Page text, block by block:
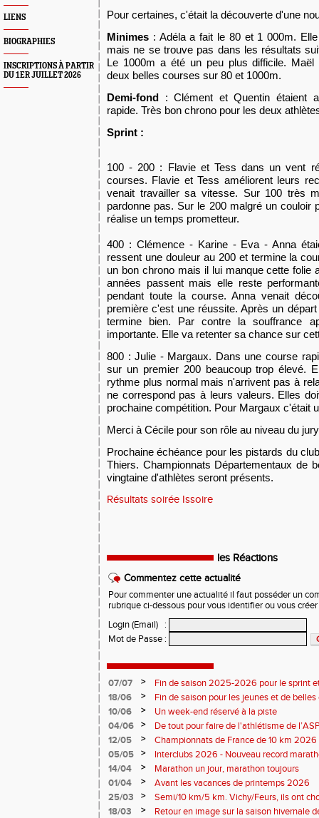
LIENS
BIOGRAPHIES
INSCRIPTIONS À PARTIR
DU 1ER JUILLET 2026
Pour certaines, c'était la découverte d'une
Minimes : Adéla a fait le 80 et 1 000m.
mais ne se trouve pas dans les résultats
Le 1000m a été un peu plus difficile.
deux belles courses sur 80 et 1000m.
Demi-fond : Clément et Quentin étaient
rapide. Très bon chrono pour les deux
Sprint :
100 - 200 : Flavie et Tess dans un vent
courses. Flavie et Tess améliorent leurs
venait travailler sa vitesse. Sur 100 très
pardonne pas. Sur le 200 malgré un couloir
réalise un temps prometteur.
400 : Clémence - Karine - Eva - Anna
ressent une douleur au 200 et termine la
un bon chrono mais il lui manque cette folie
années passent mais elle reste
pendant toute la course. Anna venait
première c'est une réussite. Après un
termine bien. Par contre la souffrance
importante. Elle va retenter sa chance sur
800 : Julie - Margaux. Dans une course
sur un premier 200 beaucoup trop élevé.
rythme plus normal mais n'arrivent pas à
ne correspond pas à leurs valeurs. Elles
prochaine compétition. Pour Margaux c'était
Merci à Cécile pour son rôle au niveau du
Prochaine échéance pour les pistards du
Thiers. Championnats Départementaux de
vingtaine d'athlètes seront présents.
Résultats soirée Issoire
les Réactions
Commentez cette actualité
Pour commenter une actualité il faut posséder un
rubrique ci-dessous pour vous identifier ou vous
Login (Email)
:
Mot de Passe :
07/07 >
Fin de saison 2025-2026 pour le sprint
18/06
>
Fin de saison pour les jeunes et de
10/06
>
Un week-end réservé à la piste
04/06
>
De tout pour faire de l'athlétisme de
monde souriant
12/05 >
Championnats de France de 10 km
Soirées piste
05/05 >
Interclubs 2026 - Nouveau record
résultats
14/04 >
Marathon un jour, marathon toujours
01/04
>
Avant les vacances de printemps 2026
25/03
>
Semi/10 km/5 km. Vichy/Feurs, ils ont
18/03
>
Retour en image sur la saison hivernale